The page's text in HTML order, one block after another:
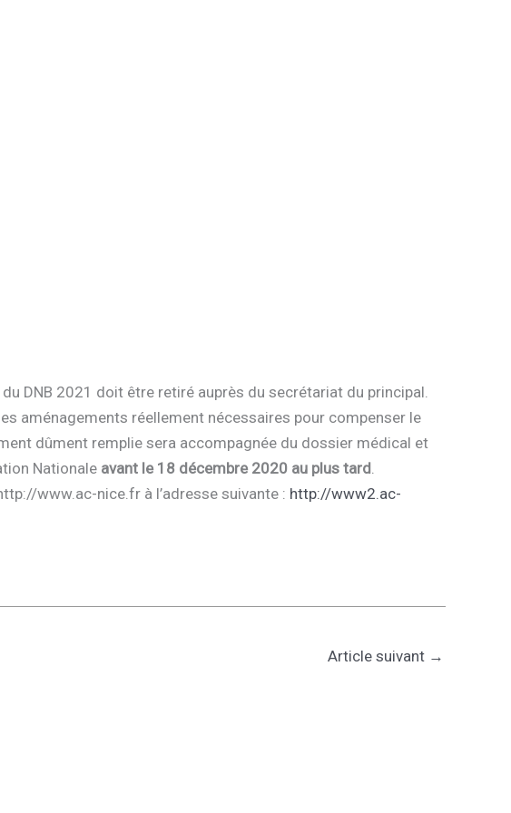
DNB 2021 doit être retiré auprès du secrétariat du principal.
aménagements réellement nécessaires pour compenser le
dûment remplie sera accompagnée du dossier médical et
Nationale avant le 18 décembre 2020 au plus tard.
www.ac-nice.fr à l’adresse suivante : http://www2.ac-
Article suivant →